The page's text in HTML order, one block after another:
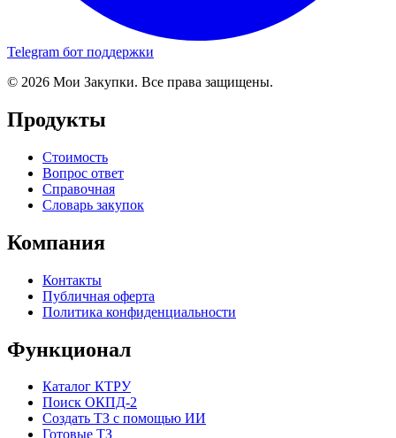
Telegram бот поддержки
© 2026 Мои Закупки. Все права защищены.
Продукты
Стоимость
Вопрос ответ
Справочная
Словарь закупок
Компания
Контакты
Публичная оферта
Политика конфиденциальности
Функционал
Каталог КТРУ
Поиск ОКПД-2
Создать ТЗ с помощью ИИ
Готовые ТЗ